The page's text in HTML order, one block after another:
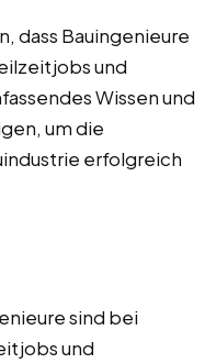
dass Bauingenieure
und
Wissen und
um die
erfolgreich
sind bei
und